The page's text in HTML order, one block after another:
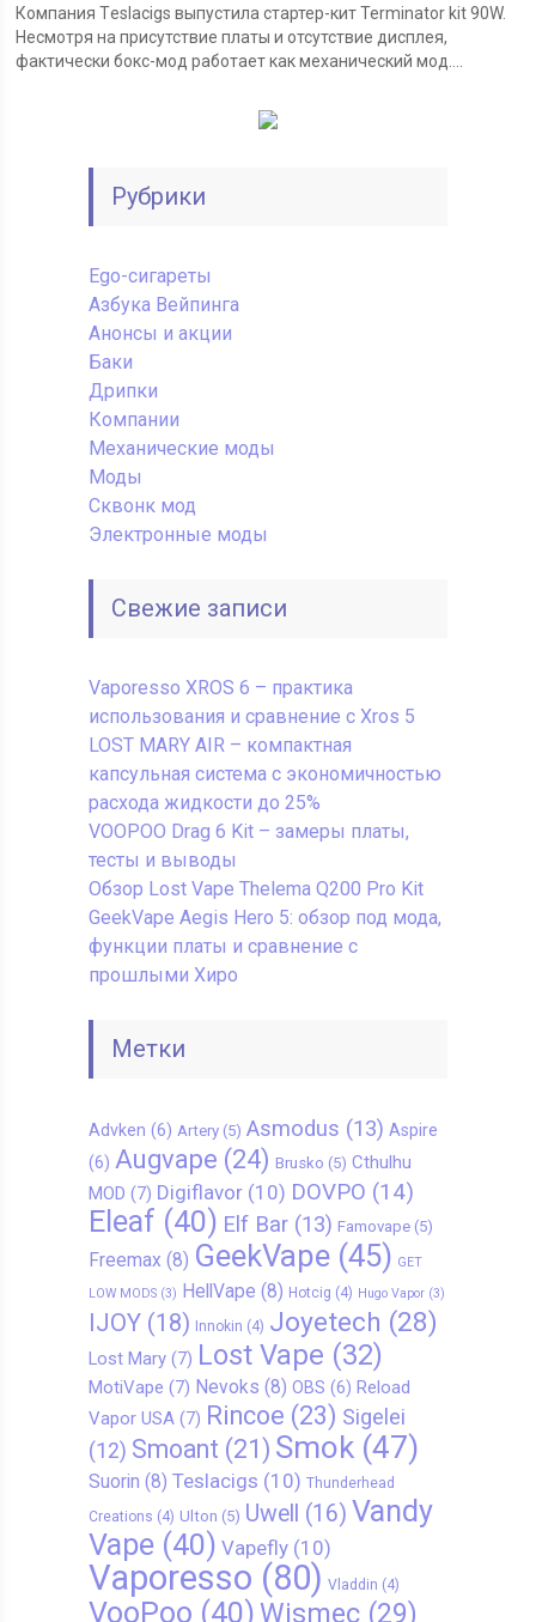
Компания Тeslacigs выпустила стартер-кит Terminator kit 90W.
Несмотря на присутствие платы и отсутствие дисплея,
фактически бокс-мод работает как механический мод....
Рубрики
Ego-сигареты
Азбука Вейпинга
Анонсы и акции
Баки
Дрипки
Компании
Механические моды
Моды
Сквонк мод
Электронные моды
Свежие записи
Vaporesso XROS 6 – практика
использования и сравнение с Xros 5
LOST MARY AIR – компактная
капсульная система с экономичностью
расхода жидкости до 25%
VOOPOO Drag 6 Kit – замеры платы,
тесты и выводы
Обзор Lost Vape Thelema Q200 Pro Kit
GeekVape Aegis Hero 5: обзор под мода,
функции платы и сравнение с
прошлыми Хиро
Метки
Advken (6) Artery(5) Asmodus (13) Aspire
(6) Augvape (24) Brusko (5) Cthulhu
MOD (7) Digiflavor(10) DOVPO (14)
Eleaf (40) Elf Bar(13) Famovape(5)
Freemax (8) GeekVape(45) GET
LOW MODS(3) HellVape (8) Hotcig (4) Hugo Vapor(3)
IJOY(18) Innokin (4) Joyetech (28)
Lost Mary(7) Lost Vape (32)
MotiVape (7) Nevoks (8) OBS (6) Reload
Vapor USA(7) Rincoe (23) Sigelei
(12) Smoant (21) Smok(47)
Suorin (8) Teslacigs (10) Thunderhead
Creations (4) Ulton (5) Uwell (16) Vandy
Vape(40) Vapefly(10)
Vaporesso (80) Vladdin (4)
VooPoo (40) Wismec(29)